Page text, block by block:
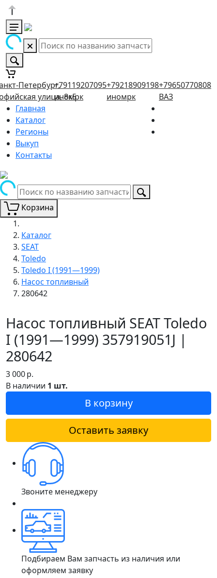
Петербург,
улица, 8к5
+79119207095
иномрк
+79218909198
иномрк
+79650770808
ВАЗ
Главная
Каталог
Регионы
Выкуп
Контакты
Корзина
Каталог
SEAT
Toledo
Toledo I (1991—1999)
Насос топливный
280642
Насос топливный SEAT Toledo
I (1991—1999) 357919051J |
280642
3 000р.
В наличии 1 шт.
В корзину
Оставить заявку
Звоните менеджеру
Подбираем Вам запчасть из наличия или
оформляем заявку